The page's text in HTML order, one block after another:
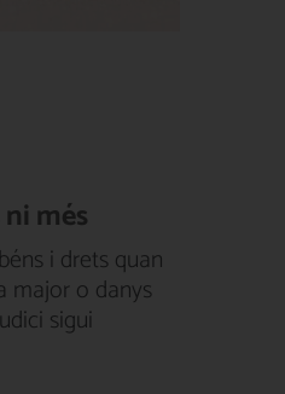
més
i drets quan
major o danys
sigui